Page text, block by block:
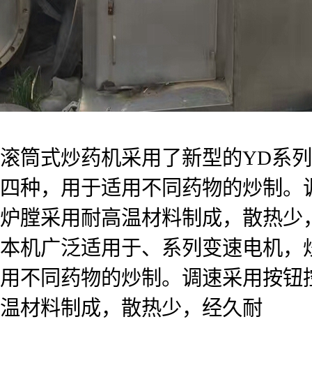
滚筒式炒药机采用了新型的YD系
四种，用于适用不同药物的炒制
炉膛采用耐高温材料制成，散热少
本机广泛适用于、系列变速电机
用不同药物的炒制。调速采用按
温材料制成，散热少，经久耐